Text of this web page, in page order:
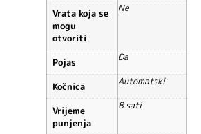
Vrata koja se
mogu
otvoriti
Ne
Pojas Da
Kočnica Automatski
Vrijeme
punjenja
8 sati